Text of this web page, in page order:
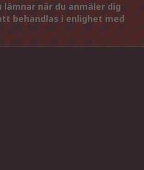
när du anmäler dig
behandlas i enlighet med